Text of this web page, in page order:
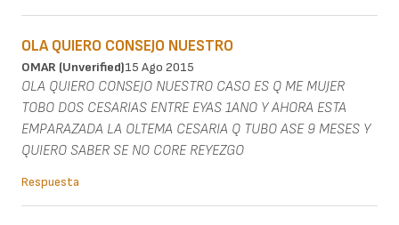
OLA QUIERO CONSEJO NUESTRO
OMAR (unverified)15 Ago 2015
OLA QUIERO CONSEJO NUESTRO CASO ES Q ME MUJER
TOBO DOS CESARIAS ENTRE EYAS 1ANO Y AHORA ESTA
EMPARAZADA LA OLTEMA CESARIA Q TUBO ASE 9 MESES Y
QUIERO SABER SE NO CORE REYEZGO
Respuesta